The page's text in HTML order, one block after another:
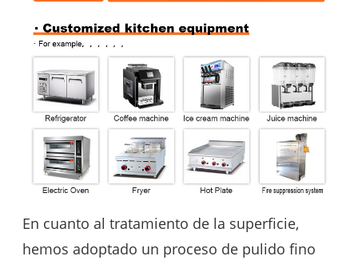
En cuanto al tratamiento de la superficie,
hemos adoptado un proceso de pulido fino